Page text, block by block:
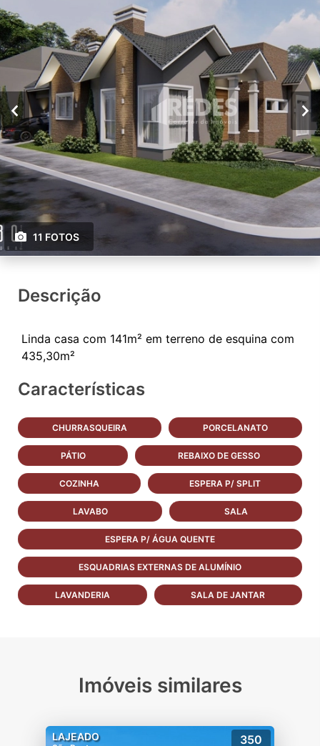
11 FOTOS
Descrição
Linda casa com 141m² em terreno de esquina com
Características
CHURRASQUEIRA PORCELANATO
PÁTIO REBAIXO DE GESSO
COZINHA ESPERA P/ SPLIT
LAVABO SALA
ESPERA P/ ÁGUA QUENTE
ESQUADRIAS EXTERNAS DE ALUMÍNIO
LAVANDERIA SALA DE JANTAR
Imóveis similares
LAJEADO 350